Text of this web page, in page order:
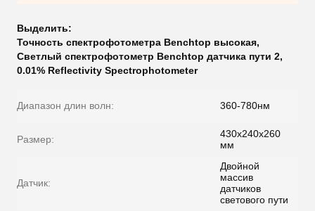
Выделить:
Точность спектрофотометра Benchtop высокая,
Светлый спектрофотометр Benchtop датчика пути 2,
0.01% Reflectivity Spectrophotometer
Диапазон длин волн: 360-780нм
Размер:
430x240x260
мм
Датчик:
Двойной
массив
датчиков
светового пути